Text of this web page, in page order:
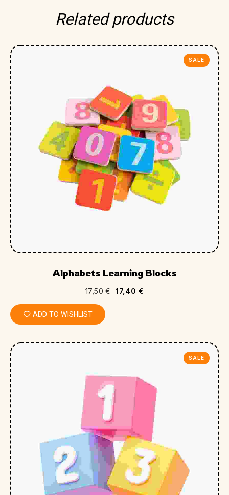
Related products
SALE
Alphabets Learning Blocks
17,50€ 17,40 €
ADD TO WISHLIST
SALE